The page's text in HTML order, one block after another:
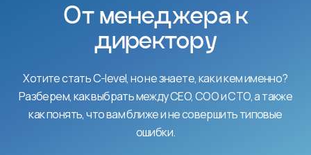
От менеджера к
директору
Хотите стать C-level, но не знаете, как и кем именно?
Разберем, как выбрать между CEO, COO и CTO, а также
как понять, что вам ближе и не совершить типовые
ошибки.